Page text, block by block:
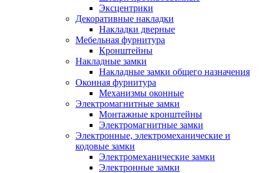
Эксцентрики
Декоративные накладки
Накладки дверные
Мебельная фурнитура
Кронштейны
Накладные замки
Накладные замки общего назначения
Оконная фурнитура
Механизмы оконные
Электромагнитные замки
Монтажные кронштейны
Электромагнитные замки
Электронные, электромеханические и
кодовые замки
Электромеханические замки
Электронные замки